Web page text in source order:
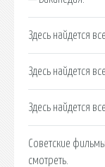
Здесь найдется все.
Здесь найдется все.
Здесь найдется все.
Советские
смотреть.